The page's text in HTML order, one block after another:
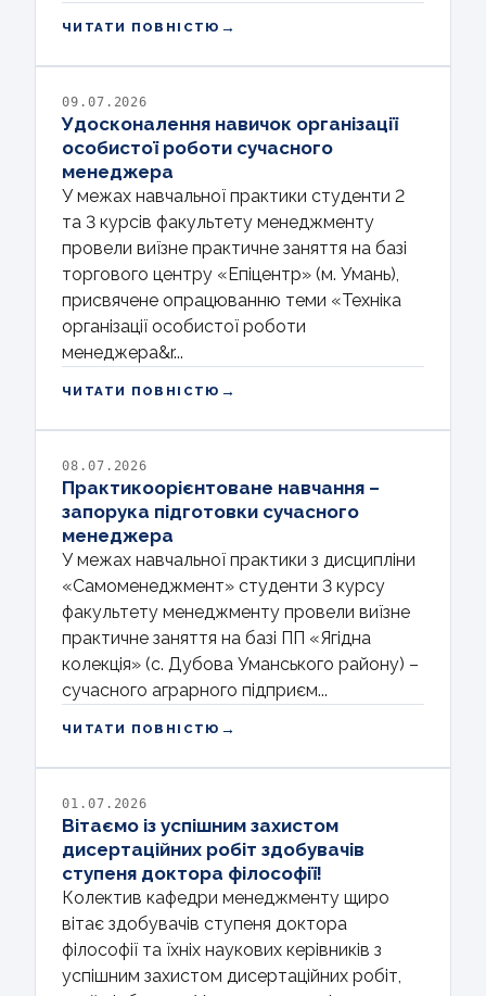
ЧИТАТИ ПОВНІСТЮ →
09.07.2026
Удосконалення навичок організації
особистої роботи сучасного
менеджера
У межах навчальної практики студенти 2
та 3 курсів факультету менеджменту
провели виїзне практичне заняття на базі
торгового центру «Епіцентр» (м. Умань),
присвячене опрацюванню теми «Техніка
організації особистої роботи
менеджера&r...
ЧИТАТИ ПОВНІСТЮ →
08.07.2026
Практикоорієнтоване навчання –
запорука підготовки сучасного
менеджера
У межах навчальної практики з дисципліни
«Самоменеджмент» студенти 3 курсу
факультету менеджменту провели виїзне
практичне заняття на базі ПП «Ягідна
колекція» (с. Дубова Уманського району) –
сучасного аграрного підприєм...
ЧИТАТИ ПОВНІСТЮ →
01.07.2026
Вітаємо із успішним захистом
дисертаційних робіт здобувачів
ступеня доктора філософії!
Колектив кафедри менеджменту щиро
вітає здобувачів ступеня доктора
філософії та їхніх наукових керівників з
успішним захистом дисертаційних робіт,